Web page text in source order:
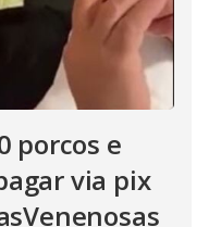
porcos e
via pix